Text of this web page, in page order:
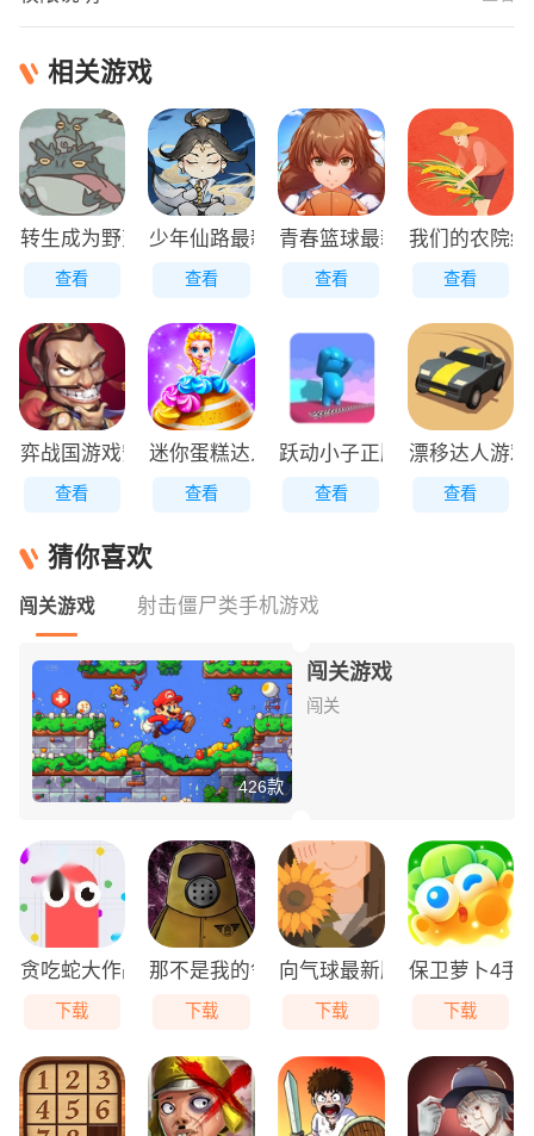
相关游戏
转生成为野蛮人正版
查看
少年仙路最新版
查看
青春篮球最新版
查看
我们的农院
查看
弈战国游戏安装包
查看
迷你蛋糕达人原版
查看
跃动小子正版
查看
漂移达人游
查看
猜你喜欢
闯关游戏 射击僵尸类手机游戏
闯关游戏
闯关
426款
贪吃蛇大作战免费版
下载
那不是我的邻居游戏无广告版
下载
向气球最新版
下载
保卫萝卜4手
下载